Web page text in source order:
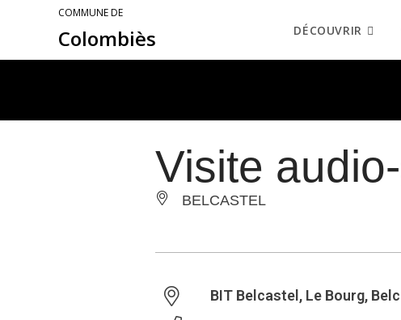
COMMUNE DE
Colombiès DÉCOUVRIR
Visite
BELCASTEL
BIT Belcastel, Le Bourg,